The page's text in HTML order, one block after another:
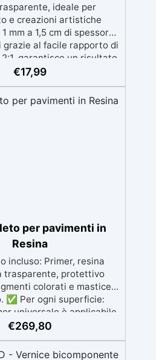
ideale per
e creazioni artistiche
mm a 1,5 cm di spessore.
grazie al facile rapporto di
garantisce un risultato
Bassa viscosità per
vetro, metallo e altri
Certificata post-catalisi
€17,99
per pavimenti in
Resina
incluso: Primer, resina
trasparente, protettivo
colorati e mastice
✅ Per ogni superficie:
universale è applicabile
piastrelle e superfici
Guida completa inclusa,
€269,80